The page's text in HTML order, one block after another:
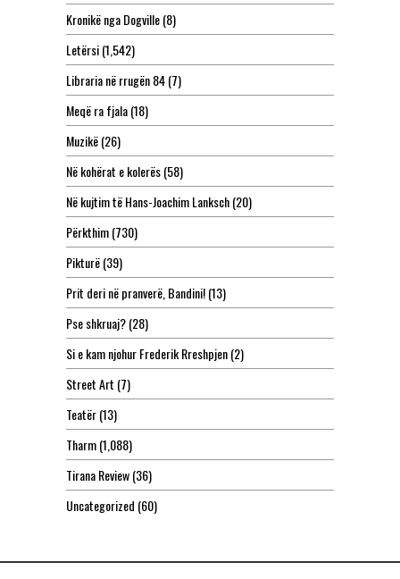
Kronikë nga Dogville(8)
Letërsi(1,542)
Libraria në rrugën 84(7)
Meqë ra fjala(18)
Muzikë(26)
Në kohërat e kolerës(58)
Në kujtim të Hans-Joachim Lanksch(20)
Përkthim(730)
Pikturë(39)
Prit deri në pranverë, Bandini!(13)
Pse shkruaj?(28)
Si e kam njohur Frederik Rreshpjen(2)
Street Art (7)
Teatër(13)
Tharm(1,088)
Tirana Review(36)
Uncategorized (60)